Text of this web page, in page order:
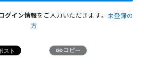
グイン情報をご入力いただきます。 未登録の
方
linkコピー